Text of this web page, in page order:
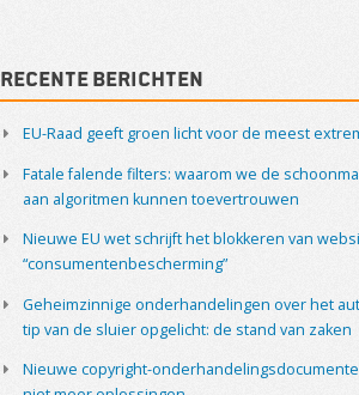
Recente berichten
EU-Raad geeft groen licht voor de meest
Fatale falende filters: waarom we de
aan algoritmen kunnen toevertrouwen
Nieuwe EU wet schrijft het blokkeren van
“consumentenbescherming”
Geheimzinnige onderhandelingen over het
tip van de sluier opgelicht: de stand van zaken
Nieuwe copyright-